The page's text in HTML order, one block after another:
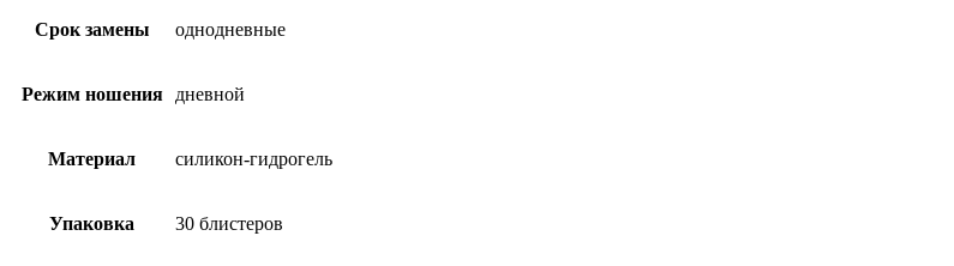
Срок замены однодневные
Режим ношения дневной
Материал силикон-гидрогель
Упаковка 30 блистеров